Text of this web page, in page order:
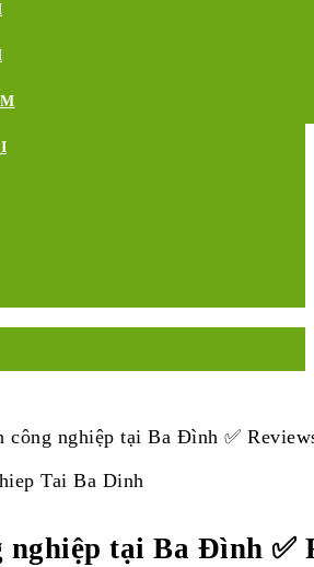
công nghiệp tại Ba Đình ✅
nghiệp tại Ba Đình ✅